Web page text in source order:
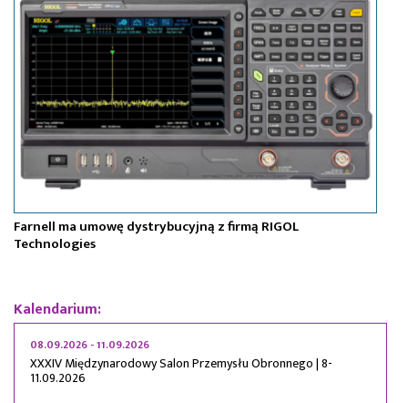
Farnell ma umowę dystrybucyjną z firmą RIGOL
Technologies
Kalendarium:
08.09.2026 - 11.09.2026
XXXIV Międzynarodowy Salon Przemysłu Obronnego | 8-
11.09.2026